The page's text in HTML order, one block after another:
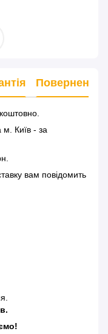
Повернення
м. Київ - за
вам повідомить